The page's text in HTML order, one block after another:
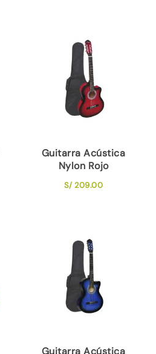
Guitarra Acústica
Nylon Rojo
S/209.00
Guitarra Acústica